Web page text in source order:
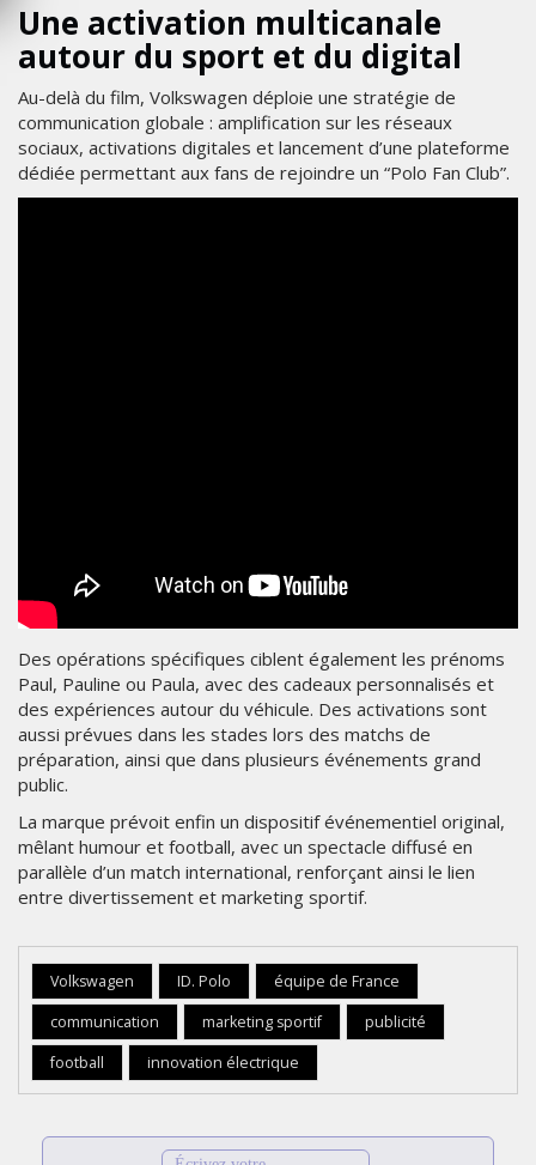
Une activation multicanale
autour du sport et du digital
Au-delà du film, Volkswagen déploie une stratégie de
communication globale : amplification sur les réseaux
sociaux, activations digitales et lancement d’une plateforme
dédiée permettant aux fans de rejoindre un “Polo Fan Club”.
Des opérations spécifiques ciblent également les prénoms
Paul, Pauline ou Paula, avec des cadeaux personnalisés et
des expériences autour du véhicule. Des activations sont
aussi prévues dans les stades lors des matchs de
préparation, ainsi que dans plusieurs événements grand
public.
La marque prévoit enfin un dispositif événementiel original,
mêlant humour et football, avec un spectacle diffusé en
parallèle d’un match international, renforçant ainsi le lien
entre divertissement et marketing sportif.
Volkswagen ID. Polo
équipe de France
communication
marketing sportif
publicité
football
innovation électrique